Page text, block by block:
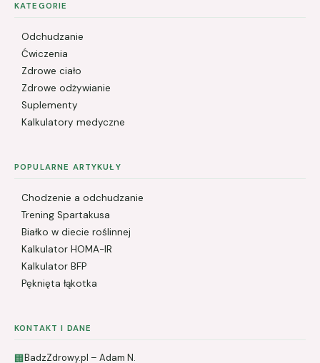
KATEGORIE
Odchudzanie
Ćwiczenia
Zdrowe ciało
Zdrowe odżywianie
Suplementy
Kalkulatory medyczne
POPULARNE ARTYKUŁY
Chodzenie a odchudzanie
Trening Spartakusa
Białko w diecie roślinnej
Kalkulator HOMA-IR
Kalkulator BFP
Pęknięta łąkotka
KONTAKT I DANE
🏢BadzZdrowy.pl – Adam N.